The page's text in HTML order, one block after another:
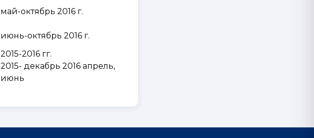
май-октябрь 2016 г.
июнь-октябрь 2016 г.
2015-2016 гг.
2015- декабрь 2016 апрель,
июнь